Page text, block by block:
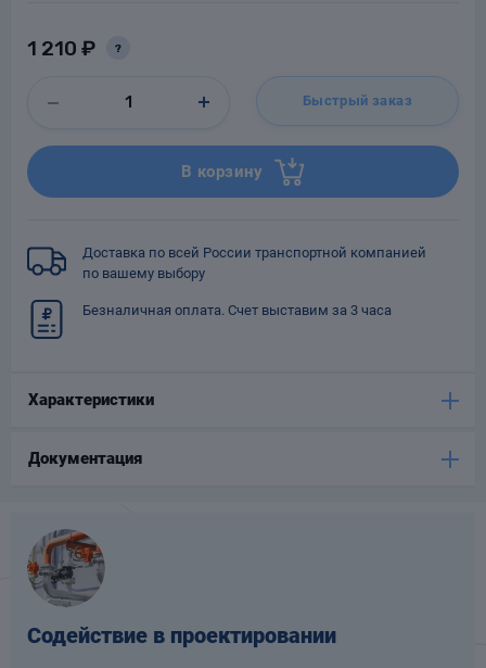
1 210 ₽ ?
Быстрый заказ
В корзину
Доставка по всей России транспортной компанией
по вашему выбору
Безналичная оплата. Счет выставим за 3 часа
Характеристики
Документация
Содействие в проектировании